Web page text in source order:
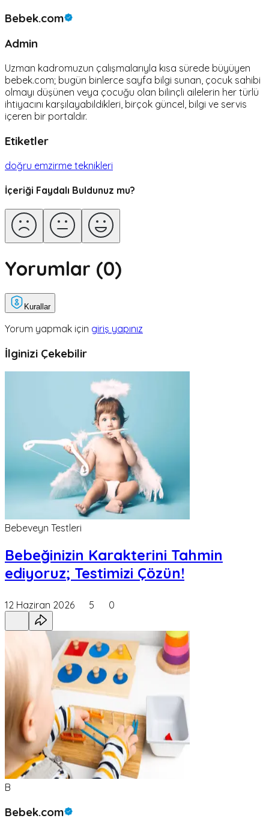
Bebek.com
Admin
Uzman kadromuzun çalışmalarıyla kısa sürede büyüyen
bebek.com; bugün binlerce sayfa bilgi sunan, çocuk sahibi
olmayı düşünen veya çocuğu olan bilinçli ailelerin her türlü
ihtiyacını karşılayabildikleri, birçok güncel, bilgi ve servis
içeren bir portaldır.
Etiketler
doğru emzirme teknikleri
İçeriği Faydalı Buldunuz mu?
Yorumlar (0)
Kurallar
Yorum yapmak için giriş yapınız
İlginizi Çekebilir
Bebeveyn Testleri
Bebeğinizin Karakterini Tahmin
ediyoruz; Testimizi Çözün!
12 Haziran 2026 5 0
B
Bebek.com